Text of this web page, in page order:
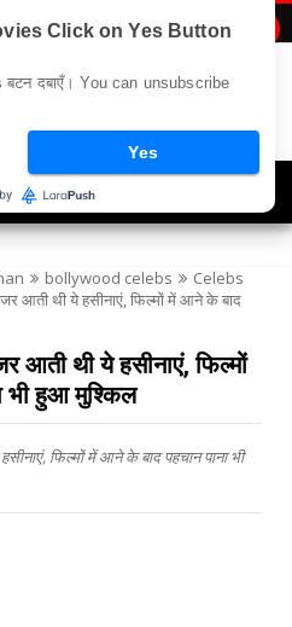
bollywood celebs
Celebs
आती थी ये हसीनाएं, फिल्मों में आने के बाद
आती थी ये हसीनाएं, फिल्मों
भी हुआ मुश्किल
फिल्मों में आने के बाद पहचान पाना भी
Click on Yes Button
दबाएँ। You can unsubscribe
Yes